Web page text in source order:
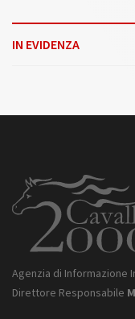
IN EVIDENZA
Agenzia di Informazione
Direttore Responsabile